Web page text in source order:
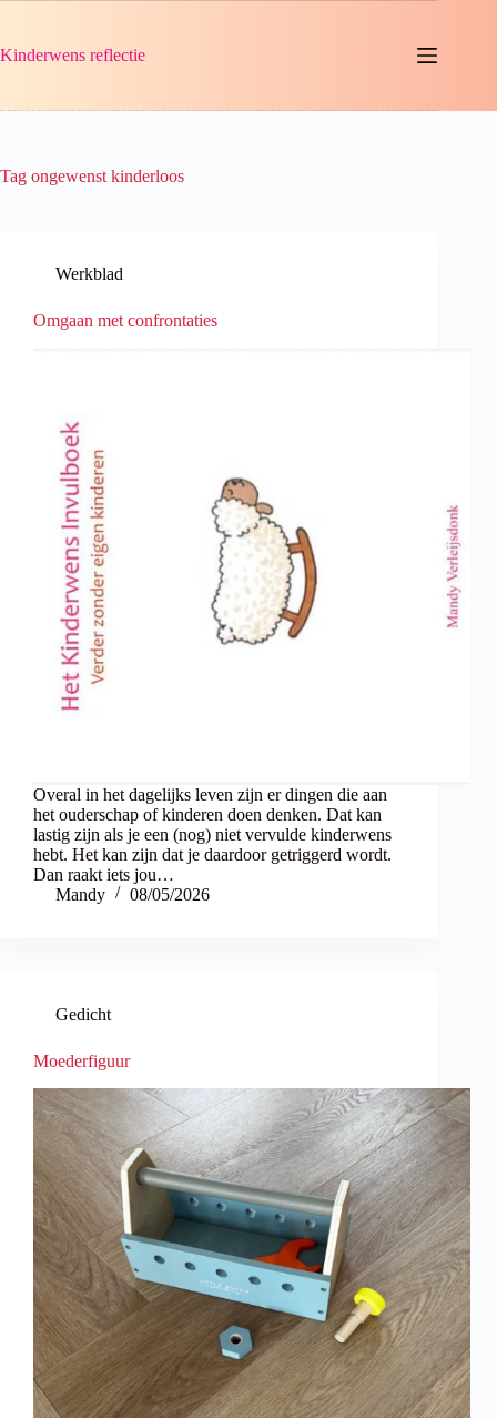
de
Kinderwens reflectie
Tag ongewenst kinderloos
Werkblad
Omgaan met confrontaties
Overal in het dagelijks leven zijn er dingen die aan
het ouderschap of kinderen doen denken. Dat kan
lastig zijn als je een (nog) niet vervulde kinderwens
hebt. Het kan zijn dat je daardoor getriggerd wordt.
Dan raakt iets jou…
Mandy
08/05/2026
Gedicht
Moederfiguur